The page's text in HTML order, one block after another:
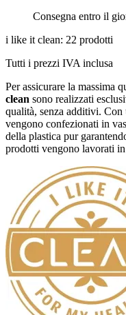
Consegna entro il
i like it clean: 22 prodotti
Tutti i prezzi IVA inclusa
Per assicurare la massima
clean sono realizzati
qualità, senza additivi.
vengono confezionati in
della plastica pur
prodotti vengono lavorati